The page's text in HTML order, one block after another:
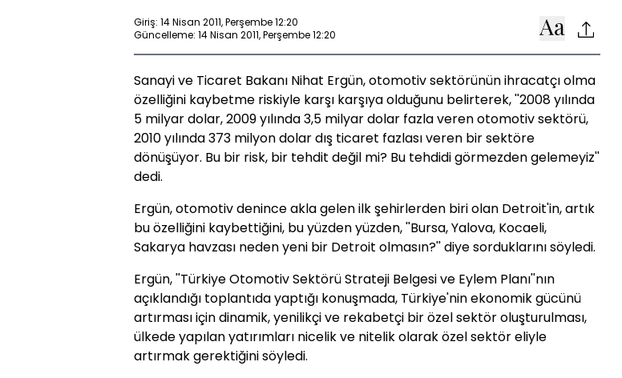
Giriş: 14 Nisan 2011, Perşembe 12:20
Güncelleme: 14 Nisan 2011, Perşembe 12:20
Sanayi ve Ticaret Bakanı Nihat Ergün, otomotiv sektörünün ihracatçı olma
özelliğini kaybetme riskiyle karşı karşıya olduğunu belirterek, ''2008 yılında
5 milyar dolar, 2009 yılında 3,5 milyar dolar fazla veren otomotiv sektörü,
2010 yılında 373 milyon dolar dış ticaret fazlası veren bir sektöre
dönüşüyor. Bu bir risk, bir tehdit değil mi? Bu tehdidi görmezden gelemeyiz''
dedi.
Ergün, otomotiv denince akla gelen ilk şehirlerden biri olan Detroit'in, artık
bu özelliğini kaybettiğini, bu yüzden yüzden, ''Bursa, Yalova, Kocaeli,
Sakarya havzası neden yeni bir Detroit olmasın?'' diye sorduklarını söyledi.
Ergün, ''Türkiye Otomotiv Sektörü Strateji Belgesi ve Eylem Planı''nın
açıklandığı toplantıda yaptığı konuşmada, Türkiye'nin ekonomik gücünü
artırması için dinamik, yenilikçi ve rekabetçi bir özel sektör oluşturulması,
ülkede yapılan yatırımları nicelik ve nitelik olarak özel sektör eliyle
artırmak gerektiğini söyledi.